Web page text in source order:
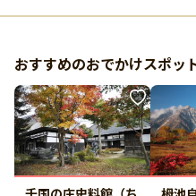
おすすめのおでかけスポッ